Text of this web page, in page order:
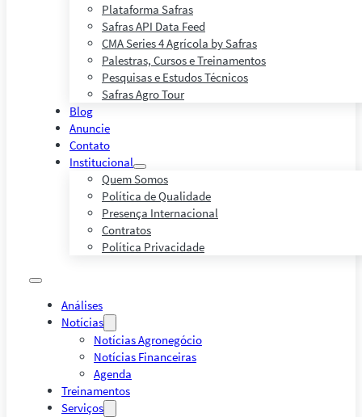
Plataforma Safras
Safras API Data Feed
CMA Series 4 Agrícola by Safras
Palestras, Cursos e Treinamentos
Pesquisas e Estudos Técnicos
Safras Agro Tour
Blog
Anuncie
Contato
Institucional
Quem Somos
Política de Qualidade
Presença Internacional
Contratos
Política Privacidade
Análises
Notícias
Notícias Agronegócio
Notícias Financeiras
Agenda
Treinamentos
Serviços